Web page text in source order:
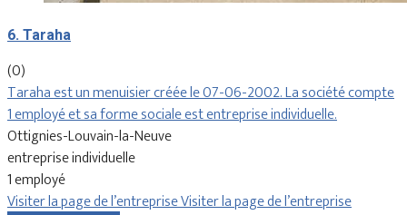
6. Taraha
(0)
Taraha est un menuisier créée le 07-06-2002. La société compte
1 employé et sa forme sociale est entreprise individuelle.
Ottignies-Louvain-la-Neuve
entreprise individuelle
1 employé
Visiter la page de l’entrepriseVisiter la page de l’entreprise